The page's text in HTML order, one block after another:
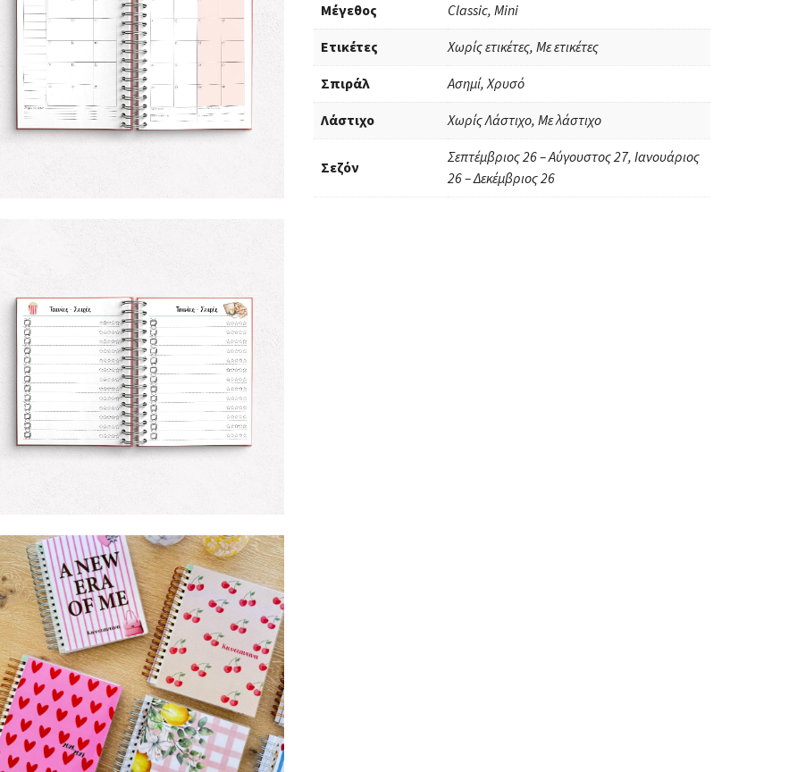
Μέγεθος
Classic, Mini
Ετικέτες
Χωρίς ετικέτες, Με ετικέτες
Σπιράλ
Ασημί, Χρυσό
Λάστιχο
Χωρίς Λάστιχο, Με λάστιχο
Σεζόν
Σεπτέμβριος 26 – Αύγουστος 27, Ιανουάριος
26 – Δεκέμβριος 26